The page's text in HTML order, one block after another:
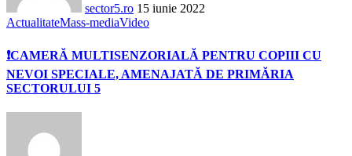
sector5.ro 15 iunie 2022
ActualitateMass-mediaVideo
❗️CAMERĂ MULTISENZORIALĂ PENTRU COPIII CU
NEVOI SPECIALE, AMENAJATĂ DE PRIMĂRIA
SECTORULUI 5